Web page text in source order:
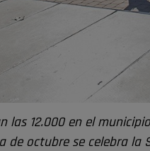
las 12.000 en el
de octubre se celebra la